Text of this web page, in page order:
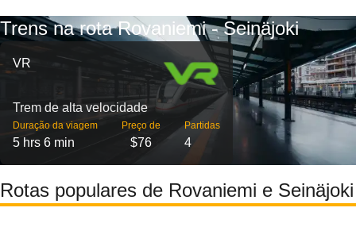
Trens na rota Rovaniemi - Seinäjoki
VR
Trem de alta velocidade
Duração da viagem
5 hrs 6 min
Preço de
$76
Partidas
4
Rotas populares de Rovaniemi e Seinäjoki